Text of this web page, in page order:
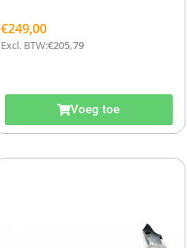
€249,00
Excl. BTW:€205,79
Voeg toe